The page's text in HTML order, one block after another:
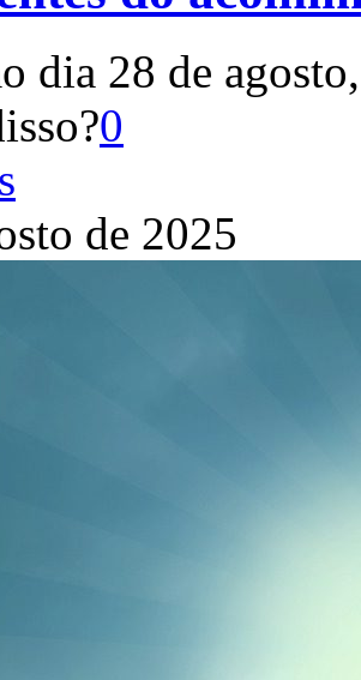
dia 28 de
0
de 2025